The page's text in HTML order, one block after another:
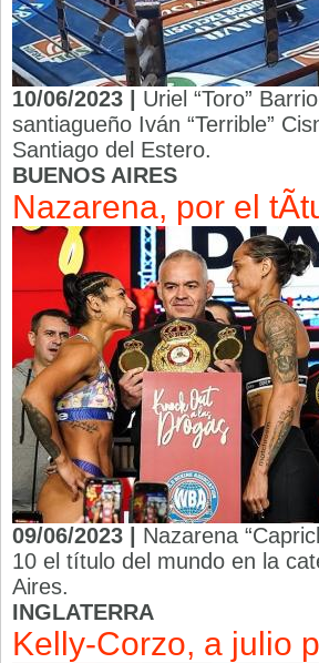
10/06/2023 | Uriel “Toro”
santiagueño Iván “Terrible”
Santiago del Estero.
BUENOS AIRES
Nazarena, por el
09/06/2023 | Nazarena
10 el título del mundo en la
Aires.
INGLATERRA
Kelly-Corzo, a julio